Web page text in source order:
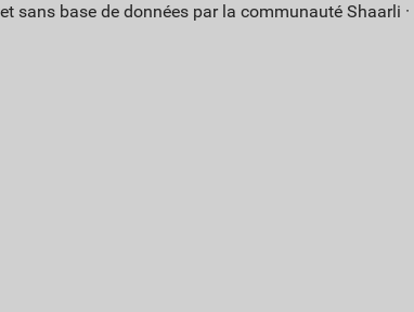
sans base de données par la communauté Shaarli ·